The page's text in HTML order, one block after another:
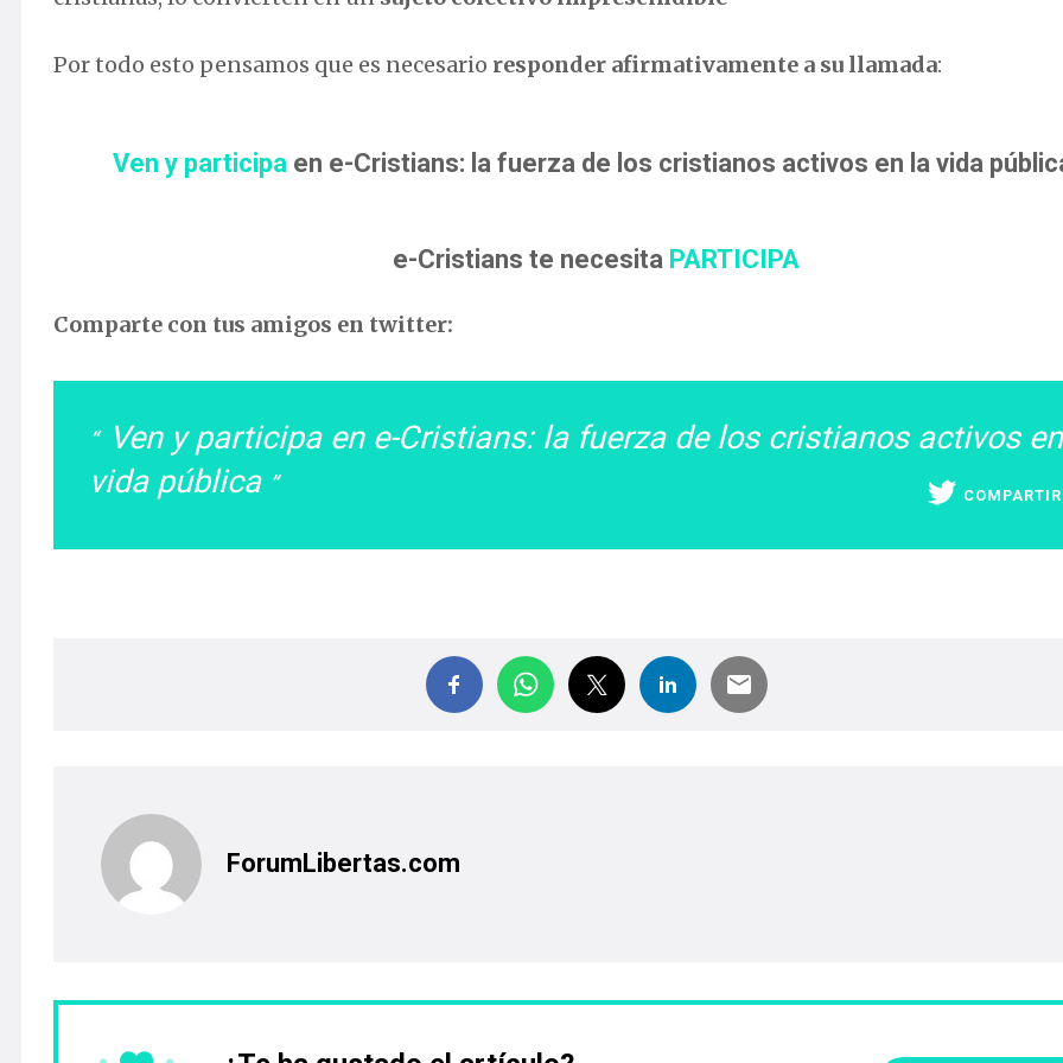
Por todo esto pensamos que es necesario responder afirmativamente a su llamada:
Ven y participa en e-Cristians: la fuerza de los cristianos activos en la vida
e-Cristians te necesita PARTICIPA
Comparte con tus amigos en twitter:
Ven y participa en e-Cristians: la fuerza de los cristianos activos
vida pública
ForumLibertas.com